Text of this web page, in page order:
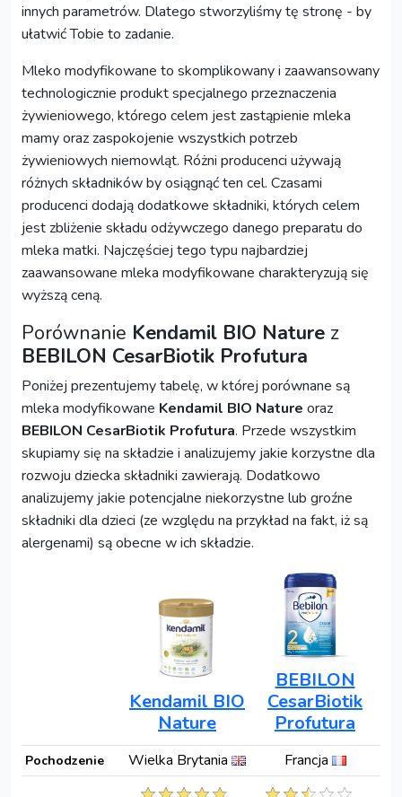
innych parametrów. Dlatego stworzyliśmy tę stronę - by
ułatwić Tobie to zadanie.
Mleko modyfikowane to skomplikowany i zaawansowany
technologicznie produkt specjalnego przeznaczenia
żywieniowego, którego celem jest zastąpienie mleka
mamy oraz zaspokojenie wszystkich potrzeb
żywieniowych niemowląt. Różni producenci używają
różnych składników by osiągnąć ten cel. Czasami
producenci dodają dodatkowe składniki, których celem
jest zbliżenie składu odżywczego danego preparatu do
mleka matki. Najczęściej tego typu najbardziej
zaawansowane mleka modyfikowane charakteryzują się
wyższą ceną.
Porównanie Kendamil BIO Nature z
BEBILON CesarBiotik Profutura
Poniżej prezentujemy tabelę, w której porównane są
mleka modyfikowane Kendamil BIO Nature oraz
BEBILON CesarBiotik Profutura. Przede wszystkim
skupiamy się na składzie i analizujemy jakie korzystne dla
rozwoju dziecka składniki zawierają. Dodatkowo
analizujemy jakie potencjalne niekorzystne lub groźne
składniki dla dzieci (ze względu na przykład na fakt, iż są
alergenami) są obecne w ich składzie.
Kendamil BIO
Nature
BEBILON
CesarBiotik
Profutura
Pochodzenie Wielka Brytania Francja